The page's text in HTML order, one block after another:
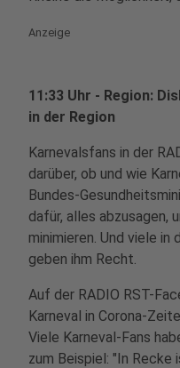
Anzeige
11:33 Uhr - Region:
in der Region
Karnevalsfans in der
darüber, ob und wie
Bundes-
dafür, alles abzusagen,
minimieren. Und viele in
geben ihm Recht.
Auf der RADIO RST-
Karneval in Corona-
Viele Karneval-Fans
zum Beispiel: "In Recke